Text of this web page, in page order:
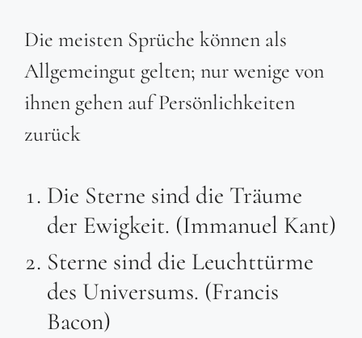
Die meisten Sprüche können als
Allgemeingut gelten; nur wenige von
ihnen gehen auf Persönlichkeiten
zurück
Die Sterne sind die Träume
der Ewigkeit. (Immanuel Kant)
Sterne sind die Leuchttürme
des Universums. (Francis
Bacon)